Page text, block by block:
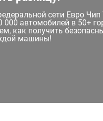
сети Евро
000 автомобилей в 50+
как получить
машины!